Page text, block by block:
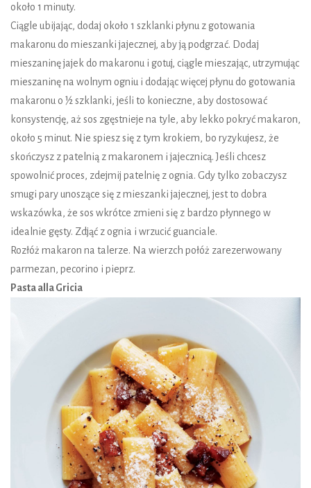
około 1 minuty.
Ciągle ubijając, dodaj około 1 szklanki płynu z gotowania
makaronu do mieszanki jajecznej, aby ją podgrzać. Dodaj
mieszaninę jajek do makaronu i gotuj, ciągle mieszając, utrzymując
mieszaninę na wolnym ogniu i dodając więcej płynu do gotowania
makaronu o ½ szklanki, jeśli to konieczne, aby dostosować
konsystencję, aż sos zgęstnieje na tyle, aby lekko pokryć makaron,
około 5 minut. Nie spiesz się z tym krokiem, bo ryzykujesz, że
skończysz z patelnią z makaronem i jajecznicą. Jeśli chcesz
spowolnić proces, zdejmij patelnię z ognia. Gdy tylko zobaczysz
smugi pary unoszące się z mieszanki jajecznej, jest to dobra
wskazówka, że ​​sos wkrótce zmieni się z bardzo płynnego w
idealnie gęsty. Zdjąć z ognia i wrzucić guanciale.
Rozłóż makaron na talerze. Na wierzch połóż zarezerwowany
parmezan, pecorino i pieprz.
Pasta alla Gricia